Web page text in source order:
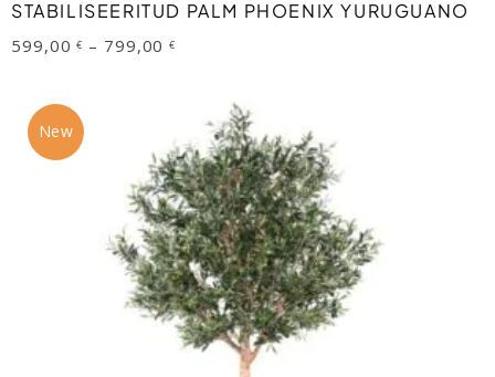
VALI
chosen
product
page
STABILISEERITUD PALM PHOENIX YURUGUANO
599,00€ – 799,00€
799,00 €
New